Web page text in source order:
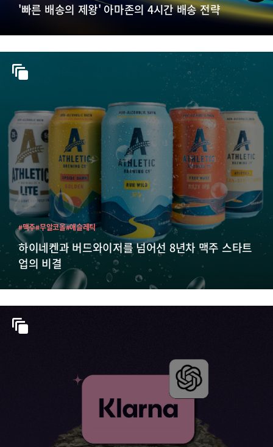
'빠른 배송의 제왕' 아마존의 4시간 배송 전략
하이네켄과 버드와이저를 넘어선 8년차 맥주 스타트
업의 비결
#맥주#무알코올#애슬레틱